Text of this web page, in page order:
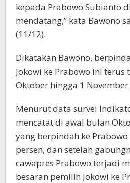
kepada Prabowo Subianto
mendatang,” kata Bawono
(11/12).
Dikatakan Bawono,
Jokowi ke Prabowo ini terus
Oktober hingga 1 November
Menurut data survei
mencatat di awal bulan
yang berpindah ke Prabowo
persen, dan setelah
cawapres Prabowo terjadi
besaran pemilih Jokowi ke